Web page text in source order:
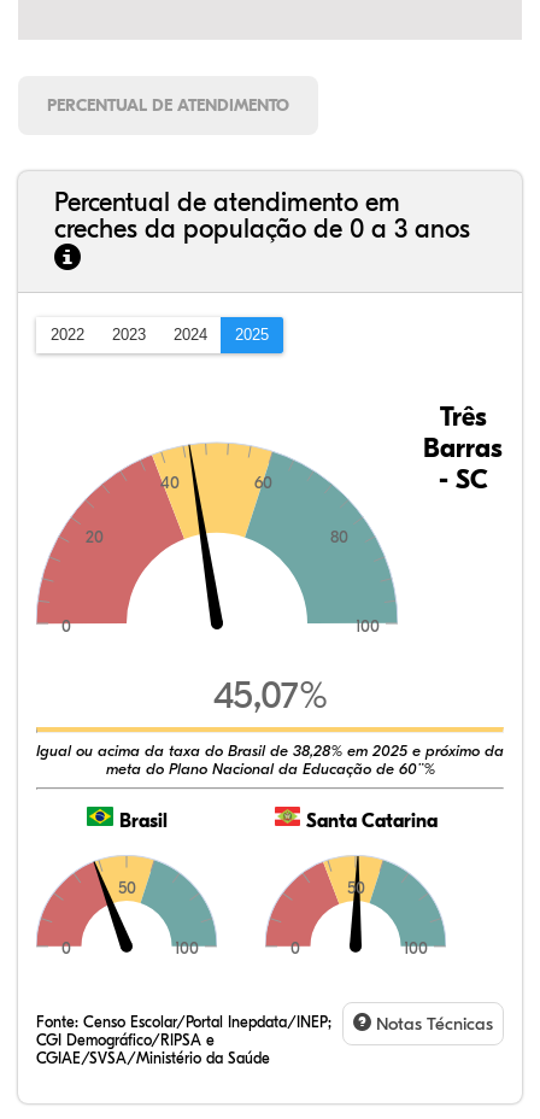
PERCENTUAL DE ATENDIMENTO
Percentual de atendimento em
creches da população de 0 a 3 anos
2022 2023 2024 2025
0
20
40 60
80
100
Três
Barras
- SC
45,07%
Igual ou acima da taxa do Brasil de 38,28% em 2025 e próximo da
meta do Plano Nacional da Educação de 60¨%
Brasil
0
50
100
Santa Catarina
0
50
100
Fonte: Censo Escolar/Portal Inepdata/INEP;
CGI Demográfico/RIPSA e
CGIAE/SVSA/Ministério da Saúde
Notas Técnicas